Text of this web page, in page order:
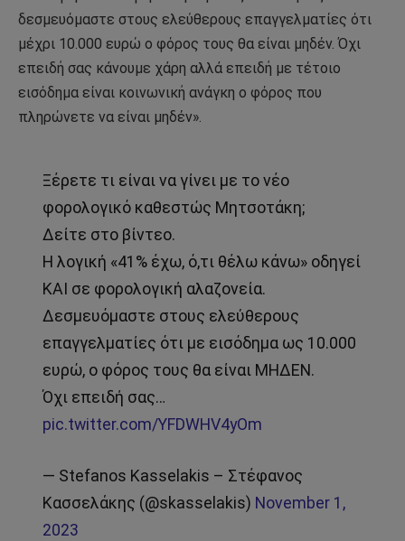
δεσμευόμαστε στους ελεύθερους επαγγελματίες ότι
μέχρι 10.000 ευρώ ο φόρος τους θα είναι μηδέν. Όχι
επειδή σας κάνουμε χάρη αλλά επειδή με τέτοιο
εισόδημα είναι κοινωνική ανάγκη ο φόρος που
πληρώνετε να είναι μηδέν».
Ξέρετε τι είναι να γίνει με το νέο
φορολογικό καθεστώς Μητσοτάκη;
Δείτε στο βίντεο.
Η λογική «41% έχω, ό,τι θέλω κάνω» οδηγεί
ΚΑΙ σε φορολογική αλαζονεία.
Δεσμευόμαστε στους ελεύθερους
επαγγελματίες ότι με εισόδημα ως 10.000
ευρώ, ο φόρος τους θα είναι ΜΗΔΕΝ.
Όχι επειδή σας…
pic.twitter.com/YFDWHV4yOm
— Stefanos Kasselakis – Στέφανος
Κασσελάκης (@skasselakis) November 1,
2023